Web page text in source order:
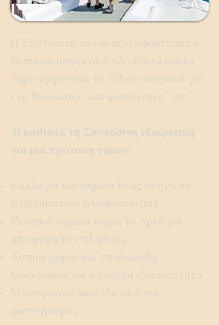
Η Σαντορίνη συνδυάζει ηφαιστειακά
τοπία με μαγευτικά ηλιοβασιλέματα,
δημιουργώντας το τέλειο σκηνικό για
ένα θεαματικό και φωτογενές “ναι”.
Τι καθιστά τη Σαντορίνη εξαιρετική
για μια πρόταση γάμου:
Καλλιέρα και σημεία θέας στην Οία
(εμβληματικό ηλιοβασίλεμα)
Ιδιωτικά σημεία νωρίς το πρωί για
αποφυγή του πλήθους
Άσπρα χωριά και σπηλαιώδη
ξενοδοχεία για απόλυτη ιδιωτικότητα
Μεσογειακό φως ιδανικό για
φωτογραφίες